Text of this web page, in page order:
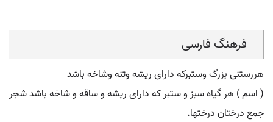
فرهنگ فارسی
هررستنی بزرگ وستبرکه دارای ریشه وتنه وشاخه باشد
( اسم ) هر گیاه سبز و ستبر که دارای ریشه و ساقه و شاخه باشد شجر
جمع درختان درختها.